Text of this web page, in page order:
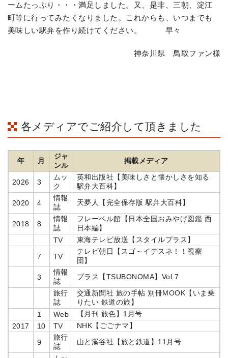
ームたっぷり・・・満足しました。又、是非、三朝、淀江
町等に行ってみたくなりました。これからも、いつまでも
美味しい駅弁を作り続けてください。 早々
神奈川県 鳥取ファン様
各メディアでご紹介して頂きました
年 月
ジャ
ンル
掲載メディア
2026 3
ムッ
ク
英和出版社【美味しさと懐かしさを知る
駅弁大百科】
2020 4
情報
誌
天夢人【完全保存版 駅弁大百科】
2018 8
情報
誌
フレーベル館【日本全国おみやげ図鑑 西
日本編】
TV
東海テレビ放送【スタイルプラス】
7 TV
テレビ朝日【スゴ～イデスネ！！視察
団】
3
情報
誌
プラス【TSUBONOMA】Vol.7
旅行
誌
交通新聞社 旅の手帖 別冊MOOK【いま乗
りたい 鉄道の旅】
1
Web
【月刊 旅色】1月号
2017
10 TV NHK【ごごナマ】
9
旅行
誌
山と溪谷社【旅と鉄道】11月号